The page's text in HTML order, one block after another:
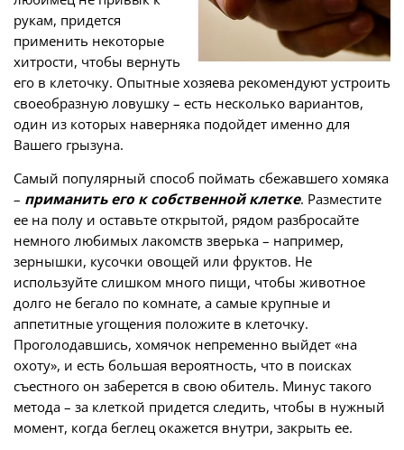
рукам, придется
применить некоторые
хитрости, чтобы вернуть
его в клеточку. Опытные хозяева рекомендуют устроить
своеобразную ловушку – есть несколько вариантов,
один из которых наверняка подойдет именно для
Вашего грызуна.
Самый популярный способ поймать сбежавшего хомяка
– приманить его к собственной клетке. Разместите
ее на полу и оставьте открытой, рядом разбросайте
немного любимых лакомств зверька – например,
зернышки, кусочки овощей или фруктов. Не
используйте слишком много пищи, чтобы животное
долго не бегало по комнате, а самые крупные и
аппетитные угощения положите в клеточку.
Проголодавшись, хомячок непременно выйдет «на
охоту», и есть большая вероятность, что в поисках
съестного он заберется в свою обитель. Минус такого
метода – за клеткой придется следить, чтобы в нужный
момент, когда беглец окажется внутри, закрыть ее.